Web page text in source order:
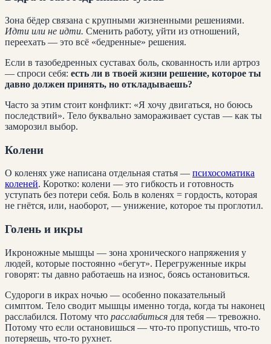
Зона бёдер связана с крупными жизненными решениями.
Идти или не идти. Сменить работу, уйти из отношений,
переехать — это всё «бедренные» решения.
Если в тазобедренных суставах боль, скованность или артроз
— спроси себя: есть ли в твоей жизни решение, которое ты
давно должен принять, но откладываешь?
Часто за этим стоит конфликт: «Я хочу двигаться, но боюсь
последствий». Тело буквально замораживает сустав — как ты
заморозил выбор.
Колени
О коленях уже написана отдельная статья — психосоматика
коленей. Коротко: колени — это гибкость и готовность
уступать без потери себя. Боль в коленях = гордость, которая
не гнётся, или, наоборот, — унижение, которое ты проглотил.
Голень и икры
Икроножные мышцы — зона хронического напряжения у
людей, которые постоянно «бегут». Перегруженные икры
говорят: ты давно работаешь на износ, боясь остановиться.
Судороги в икрах ночью — особенно показательный
симптом. Тело сводит мышцы именно тогда, когда ты наконец
расслабился. Потому что расслабиться для тебя — тревожно.
Потому что если остановишься — что-то пропустишь, что-то
потеряешь, что-то рухнет.